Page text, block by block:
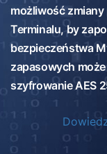
możliwość zmiany
Terminalu, by
bezpieczeństwa
zapasowych
szyfrowanie AES